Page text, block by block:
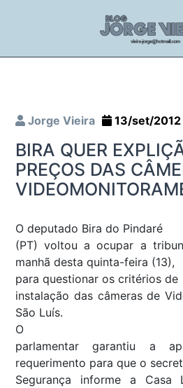
Jorge Vieira 13/set/2012
BIRA QUER
PREÇOS DAS
O deputado Bira do Pindaré
(PT) voltou a ocupar a
manhã desta quinta-feira (13),
para questionar os critérios de
instalação das câmeras de
São Luís.
O
parlamentar garantiu a
requerimento para que o
Segurança informe a Casa